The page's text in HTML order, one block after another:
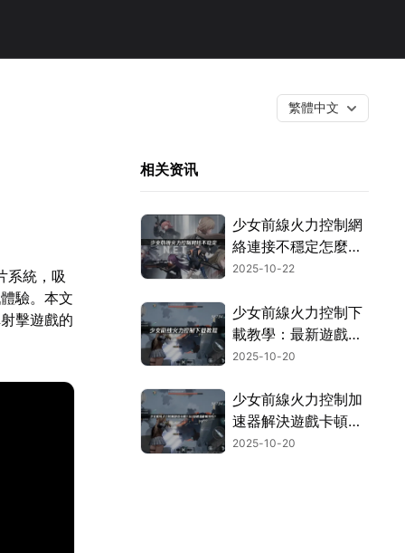
繁體中文
系統，吸
驗。本文
擊遊戲的
相关资讯
少女前線火力控制網
絡連接不穩定怎麼解
決？
2025-10-22
少女前線火力控制下
載教學：最新遊戲體
驗全攻略！
2025-10-20
少女前線火力控制加
速器解決遊戲卡頓問
題！
2025-10-20